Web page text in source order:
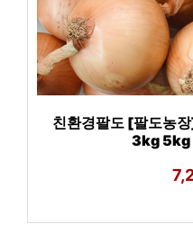
친환경팔도 [팔도농
3kg 5kg